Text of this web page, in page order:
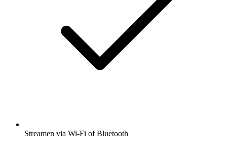
Streamen via Wi-Fi of Bluetooth